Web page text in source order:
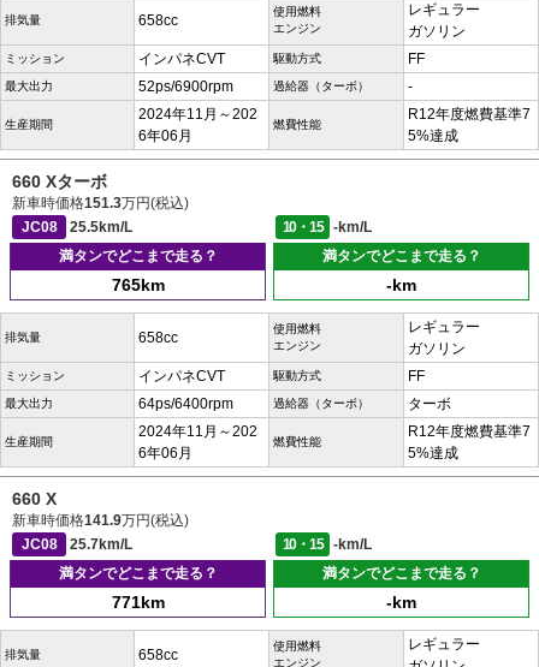
排気量 658cc
使用燃料
エンジン
レギュラー
ガソリン
ミッション インパネCVT 駆動方式 FF
最大出力 52ps/6900rpm 過給器（ターボ） -
生産期間
2024年11月～202
6年06月
燃費性能
R12年度燃費基準7
5%達成
660 Xターボ
新車時価格151.3万円(税込)
JC08
25.5km/L 10・15
-km/L
満タンでどこまで走る？
765km
満タンでどこまで走る？
-km
排気量 658cc
使用燃料
エンジン
レギュラー
ガソリン
ミッション インパネCVT 駆動方式 FF
最大出力 64ps/6400rpm 過給器（ターボ） ターボ
生産期間
2024年11月～202
6年06月
燃費性能
R12年度燃費基準7
5%達成
660 X
新車時価格141.9万円(税込)
JC08
25.7km/L 10・15
-km/L
満タンでどこまで走る？
771km
満タンでどこまで走る？
-km
排気量 658cc
使用燃料
エンジン
レギュラー